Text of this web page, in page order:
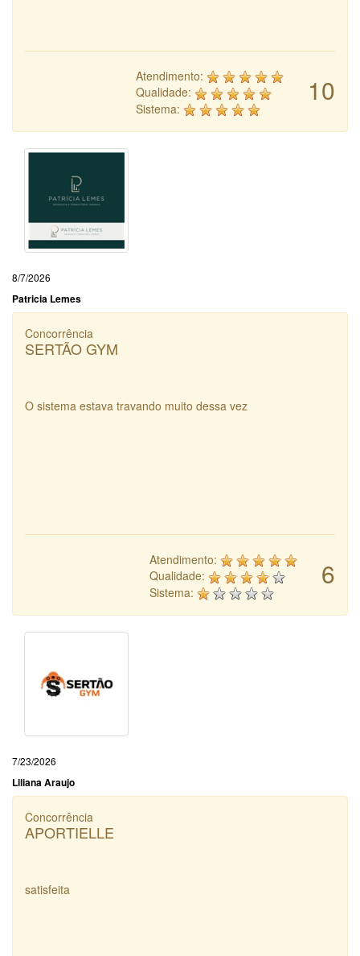
10
Atendimento:
Qualidade:
Sistema:
8/7/2026
Patricia Lemes
Concorrência
SERTÃO GYM
O sistema estava travando muito dessa vez
6
Atendimento:
Qualidade:
Sistema:
7/23/2026
Liliana Araujo
Concorrência
APORTIELLE
satisfeita